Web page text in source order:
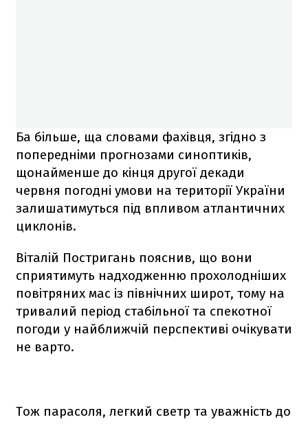
Ба більше, ща словами фахівця, згідно з
попередніми прогнозами синоптиків,
щонайменше до кінця другої декади
червня погодні умови на території України
залишатимуться під впливом атлантичних
циклонів.
Віталій Постригань пояснив, що вони
сприятимуть надходженню прохолодніших
повітряних мас із північних широт, тому на
тривалий період стабільної та спекотної
погоди у найближчій перспективі очікувати
не варто.
Тож парасоля, легкий светр та уважність до